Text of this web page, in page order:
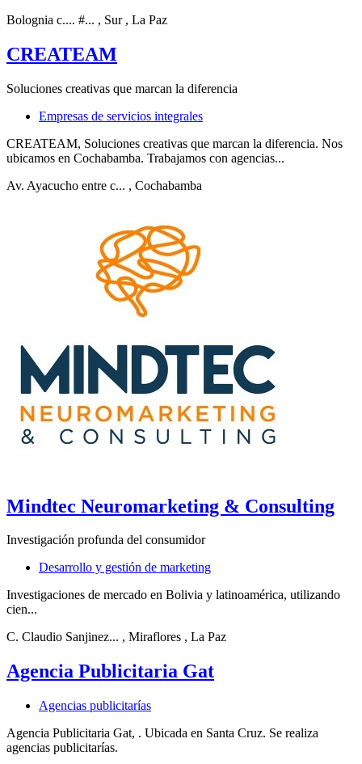
Bolognia c.... #... , Sur , La Paz
CREATEAM
Soluciones creativas que marcan la diferencia
Empresas de servicios integrales
CREATEAM, Soluciones creativas que marcan la diferencia. Nos
ubicamos en Cochabamba. Trabajamos con agencias...
Av. Ayacucho entre c... , Cochabamba
Mindtec Neuromarketing & Consulting
Investigación profunda del consumidor
Desarrollo y gestión de marketing
Investigaciones de mercado en Bolivia y latinoamérica, utilizando
cien...
C. Claudio Sanjinez... , Miraflores , La Paz
Agencia Publicitaria Gat
Agencias publicitarías
Agencia Publicitaria Gat, . Ubicada en Santa Cruz. Se realiza
agencias publicitarías.